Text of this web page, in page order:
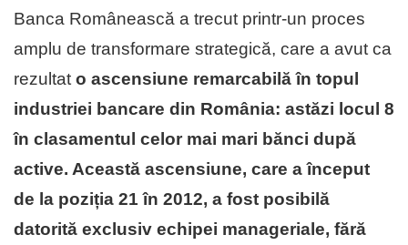
Banca Românească a trecut printr-un proces
amplu de transformare strategică, care a avut ca
rezultat o ascensiune remarcabilă în topul
industriei bancare din România: astăzi locul 8
în clasamentul celor mai mari bănci după
active. Această ascensiune, care a început
de la poziția 21 în 2012, a fost posibilă
datorită exclusiv echipei manageriale, fără